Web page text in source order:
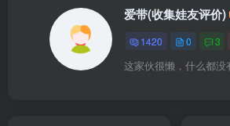
爱带(收集娃友评价)
1420 0 3
这家伙很懒，什么都没